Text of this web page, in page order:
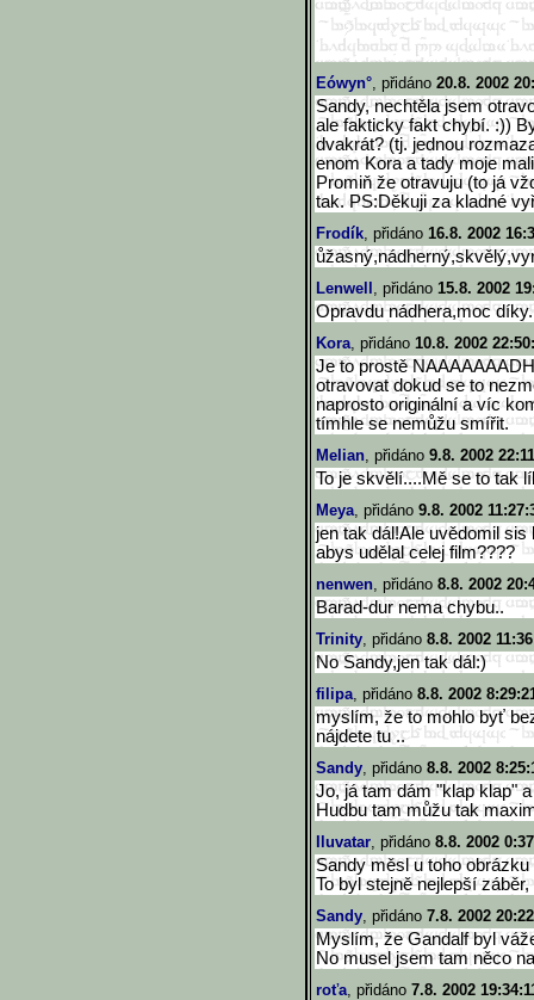
Eówyn°, přidáno 20.8. 2002
Sandy, nechtěla jsem
ale fakticky fakt chybí. :))
dvakrát? (tj. jednou
enom Kora a tady moje
Promiň že otravuju (to já
tak. PS:Děkuji za kladné
Frodík, přidáno 16.8. 2002
Lenwell , přidáno 15.8. 2002
Opravdu nádhera,moc
Kora, přidáno 10.8. 2002
Je to prostě
otravovat dokud se to
naprosto originální a víc
tímhle se nemůžu smířit.
Melian, přidáno 9.8. 2002
To je skvělí....Mě se to tak
Meya, přidáno 9.8. 2002
jen tak dál!Ale uvědomil
abys udělal celej film????
nenwen, přidáno 8.8. 2002
Barad-dur nema chybu..
Trinity, přidáno 8.8. 2002
No Sandy,jen tak dál:)
filipa, přidáno 8.8. 2002
myslím, že to mohlo byť
nájdete tu ..
Sandy, přidáno 8.8. 2002
Jo, já tam dám "klap klap"
Hudbu tam můžu tak
Iluvatar, přidáno 8.8. 2002
Sandy měsl u toho
To byl stejně nejlepší
Sandy, přidáno 7.8. 2002
Myslím, že Gandalf byl
No musel jsem tam něco
roťa, přidáno 7.8. 2002